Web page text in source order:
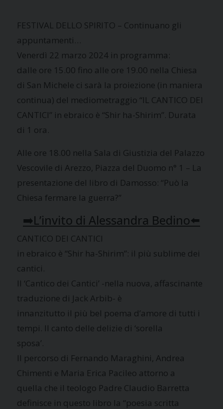
FESTIVAL DELLO SPIRITO – Continuano gli
appuntamenti…
Venerdì 22 marzo 2024 in programma:
dalle ore 15.00 fino alle ore 19.00 nella Chiesa
di San Michele ci sarà la proiezione (in maniera
continua) del mediometraggio “IL CANTICO DEI
CANTICI” in ebraico è “Shir ha-Shirim”. Durata
di 1 ora.
Alle ore 18.00 nella Sala di Giustizia del Palazzo
Vescovile di Arezzo, Piazza del Duomo n° 1 – La
presentazione del libro di Damosso: “Può la
Chiesa fermare la guerra?”
➡️L’invito di Alessandra Bedino⬅️
CANTICO DEI CANTICI
in ebraico è “Shir ha-Shirim”: il più sublime dei
cantici.
Il ‘Cantico dei Cantici’ -nella nuova, affascinante
traduzione di Jack Arbib- è
innanzitutto il più bel poema d’amore di tutti i
tempi. Il canto delle delizie di ‘sorella
sposa’.
Il percorso di Fernando Maraghini, Andrea
Chimenti e Maria Erica Pacileo attorno a
quella che il teologo Padre Claudio Barretta
definisce in questo libro la “poesia scritta